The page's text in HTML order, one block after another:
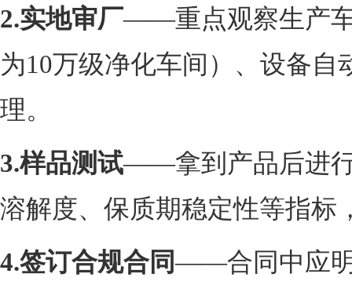
2.实地审厂——重点观察生产
为10万级净化车间）、设备自
理。
3.样品测试——拿到产品后进
溶解度、保质期稳定性等指标
4.签订合规合同——合同中应明